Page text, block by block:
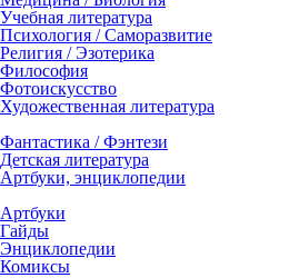
Учебная литература
Психология / Саморазвитие
Религия / Эзотерика
Философия
Фотоискусство
Художественная литература
Фантастика / Фэнтези
Детская литература
Артбуки, энциклопедии
Артбуки
Гайды
Энциклопедии
Комиксы